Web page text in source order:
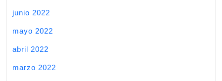
junio 2022
mayo 2022
abril 2022
marzo 2022